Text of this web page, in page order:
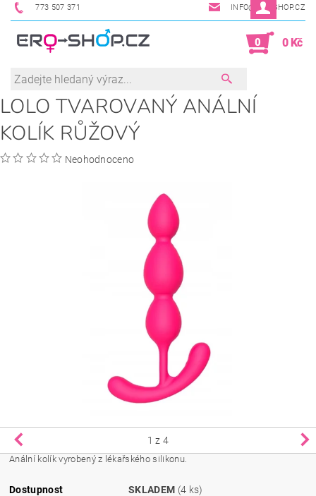
773 507 371 INFO@ERO-SHOP.CZ
0 0 Kč
LOLO TVAROVANÝ ANÁLNÍ
KOLÍK RŮŽOVÝ
Neohodnoceno
1 z 4
Anální kolík vyrobený z lékařského silikonu.
Dostupnost SKLADEM (4 ks)